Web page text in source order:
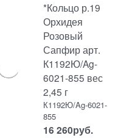
*Кольцо р.19
Орхидея
Розовый
Сапфир арт.
К1192Ю/Ag-
6021-855 вес
2,45 г
К1192Ю/Ag-6021-
855
16 260руб.